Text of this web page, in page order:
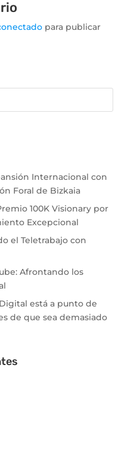
para publicar
Internacional con
Foral de Bizkaia
100K Visionary por
Excepcional
el Teletrabajo con
Afrontando los
está a punto de
de que sea demasiado